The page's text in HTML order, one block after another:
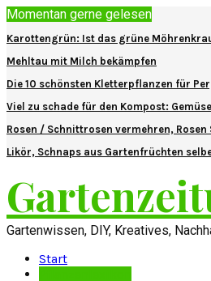
Momentan gerne gelesen
Karottengrün: Ist das grüne
Mehltau mit Milch bekämpfen
Die 10 schönsten Kletterpflanzen für
Viel zu schade für den Kompost:
Rosen / Schnittrosen vermehren, Rosen
Likör, Schnaps aus Gartenfrüchten
Gartenwissen, DIY, Kreatives,
Start